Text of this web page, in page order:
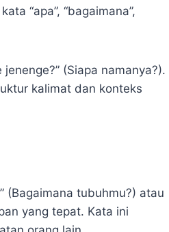
“apa”, “bagaimana”,
(Siapa namanya?).
kalimat dan konteks
(Bagaimana tubuhmu?) atau
yang tepat. Kata ini